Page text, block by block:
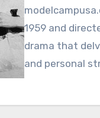
modelcampusa.com – “The Nun’s Story,” released in
1959 and
drama that
and personal